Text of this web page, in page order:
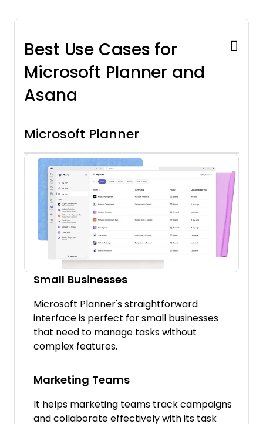
Best Use Cases for
Microsoft Planner and
Asana
Microsoft Planner
Small Businesses
Microsoft Planner's straightforward
interface is perfect for small businesses
that need to manage tasks without
complex features.
Marketing Teams
It helps marketing teams track campaigns
and collaborate effectively with its task